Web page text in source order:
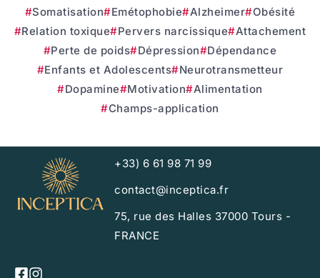
Somatisation
Emétophobie Alzheimer Obésité
Relation toxique
Pervers narcissique Attachement
Perte de poids
Dépression
Dépendance
Enfants et Adolescents
Neurotransmetteur
Dopamine
Motivation Alimentation
Champs-application
+33) 6 61 98 71 99
contact@inceptica.fr
75, rue des Halles 37000 Tours -
FRANCE